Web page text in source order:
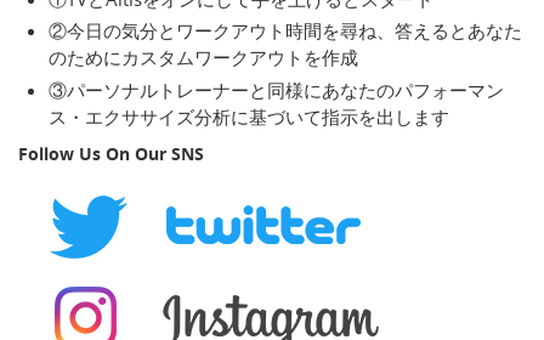
②今日の気分とワークアウト時間を尋ね、答えるとあなた
のためにカスタムワークアウトを作成
③パーソナルトレーナーと同様にあなたのパフォーマン
ス・エクササイズ分析に基づいて指示を出します
Follow Us On Our SNS